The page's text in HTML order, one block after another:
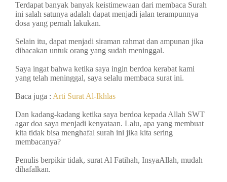
Terdapat banyak banyak keistimewaan dari membaca Surah
ini salah satunya adalah dapat menjadi jalan terampunnya
dosa yang pernah lakukan.
Selain itu, dapat menjadi siraman rahmat dan ampunan jika
dibacakan untuk orang yang sudah meninggal.
Saya ingat bahwa ketika saya ingin berdoa kerabat kami
yang telah meninggal, saya selalu membaca surat ini.
Baca juga : Arti Surat Al-Ikhlas
Dan kadang-kadang ketika saya berdoa kepada Allah SWT
agar doa saya menjadi kenyataan. Lalu, apa yang membuat
kita tidak bisa menghafal surah ini jika kita sering
membacanya?
Penulis berpikir tidak, surat Al Fatihah, InsyaAllah, mudah
dihafalkan.